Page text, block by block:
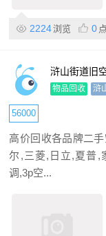
2224浏览 0
浒山街道旧
物品回收 浒
56000
高价回收各品牌二
尔,三菱,日立,夏普,
调,3p空...